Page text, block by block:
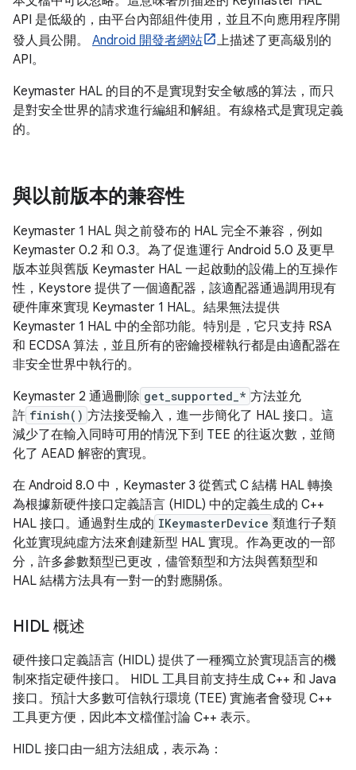
API 是低級的，由平台內部組件使用，並且不向應用程序開
發人員公開。 Android 開發者網站
上描述了更高級別的
API。
Keymaster HAL 的目的不是實現對安全敏感的算法，而只
是對安全世界的請求進行編組和解組。有線格式是實現定義
的。
與以前版本的兼容性
Keymaster 1 HAL 與之前發布的 HAL 完全不兼容，例如
Keymaster 0.2 和 0.3。為了促進運行 Android 5.0 及更早
版本並與舊版 Keymaster HAL 一起啟動的設備上的互操作
性，Keystore 提供了一個適配器，該適配器通過調用現有
硬件庫來實現 Keymaster 1 HAL。結果無法提供
Keymaster 1 HAL 中的全部功能。特別是，它只支持 RSA
和 ECDSA 算法，並且所有的密鑰授權執行都是由適配器在
非安全世界中執行的。
Keymaster 2 通過刪除 get_supported_* 方法並允
許 finish() 方法接受輸入，進一步簡化了 HAL 接口。這
減少了在輸入同時可用的情況下到 TEE 的往返次數，並簡
化了 AEAD 解密的實現。
在 Android 8.0 中，Keymaster 3 從舊式 C 結構 HAL 轉換
為根據新硬件接口定義語言 (HIDL) 中的定義生成的 C++
HAL 接口。通過對生成的 IKeymasterDevice 類進行子類
化並實現純虛方法來創建新型​​ HAL 實現。作為更改的一部
分，許多參數類型已更改，儘管類型和方法與舊類型和
HAL 結構方法具有一對一的對應關係。
HIDL 概述
硬件接口定義語言 (HIDL) 提供了一種獨立於實現語言的機
制來指定硬件接口。 HIDL 工具目前支持生成 C++ 和 Java
接口。預計大多數可信執行環境 (TEE) 實施者會發現 C++
工具更方便，因此本文檔僅討論 C++ 表示。
HIDL 接口由一組方法組成，表示為：